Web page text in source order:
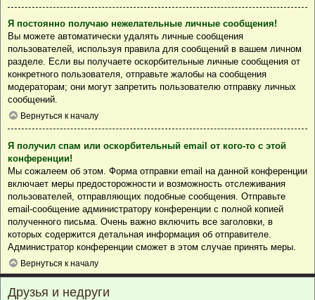
Я постоянно получаю нежелательные личные сообщения!
Вы можете автоматически удалять личные сообщения
пользователей, используя правила для сообщений в вашем личном
разделе. Если вы получаете оскорбительные личные сообщения от
конкретного пользователя, отправьте жалобы на сообщения
модераторам; они могут запретить пользователю отправку личных
сообщений.
Вернуться к началу
Я получил спам или оскорбительный email от кого-то с этой
конференции!
Мы сожалеем об этом. Форма отправки email на данной конференции
включает меры предосторожности и возможность отслеживания
пользователей, отправляющих подобные сообщения. Отправьте
email-сообщение администратору конференции с полной копией
полученного письма. Очень важно включить все заголовки, в
которых содержится детальная информация об отправителе.
Администратор конференции сможет в этом случае принять меры.
Вернуться к началу
Друзья и недруги